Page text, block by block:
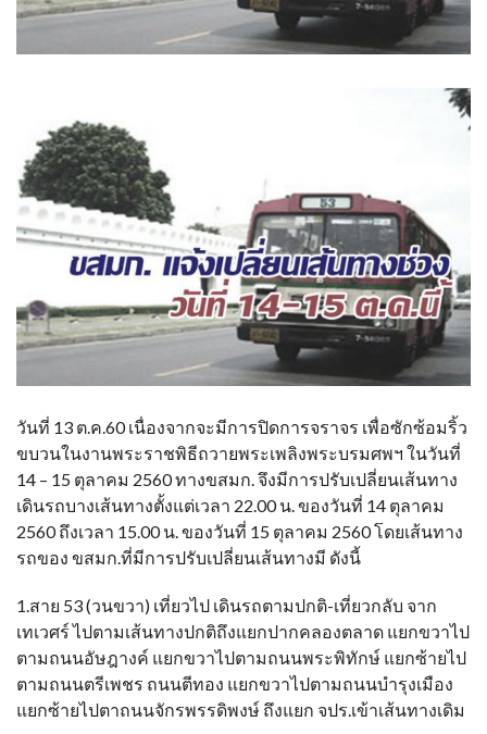
วันที่ 13 ต.ค.60 เนื่องจากจะมีการปิดการจราจร เพื่อซักซ้อมริ้ว
ขบวนในงานพระราชพิธีถวายพระเพลิงพระบรมศพฯ ในวันที่
14 – 15 ตุลาคม 2560 ทางขสมก. จึงมีการปรับเปลี่ยนเส้นทาง
เดินรถบางเส้นทางตั้งแต่เวลา 22.00 น. ของวันที่ 14 ตุลาคม
2560 ถึงเวลา 15.00 น. ของวันที่ 15 ตุลาคม 2560 โดยเส้นทาง
รถของ ขสมก.ที่มีการปรับเปลี่ยนเส้นทางมี ดังนี้
1.สาย 53 (วนขวา) เที่ยวไป เดินรถตามปกติ-เที่ยวกลับ จาก
เทเวศร์ ไปตามเส้นทางปกติถึงแยกปากคลองตลาด แยกขวาไป
ตามถนนอัษฎางค์ แยกขวาไปตามถนนพระพิทักษ์ แยกซ้ายไป
ตามถนนตรีเพชร ถนนตีทอง แยกขวาไปตามถนนบำรุงเมือง
แยกซ้ายไปตาถนนจักรพรรดิพงษ์ ถึงแยก จปร.เข้าเส้นทางเดิม